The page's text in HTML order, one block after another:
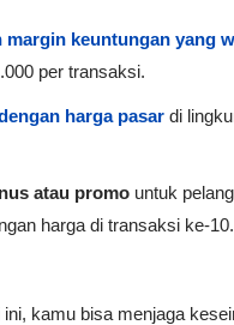
margin keuntungan yang
per transaksi.
harga pasar di
atau promo untuk
harga di transaksi ke-10.
ini, kamu bisa menjaga